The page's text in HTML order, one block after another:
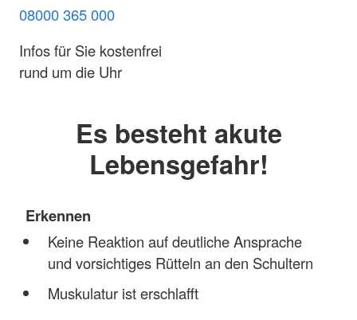
08000 365 000
Infos für Sie kostenfrei
rund um die Uhr
Es besteht akute
Lebensgefahr!
Erkennen
Keine Reaktion auf deutliche Ansprache
und vorsichtiges Rütteln an den Schultern
Muskulatur ist erschlafft